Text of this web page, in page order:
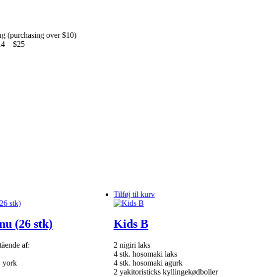
(purchasing over $10)
– $25
(26 stk)
af:
york
Tilføj til kurv
Kids B
2 nigiri laks
4 stk. hosomaki laks
4 stk. hosomaki agurk
2 yakitoristicks kyllingekødboller